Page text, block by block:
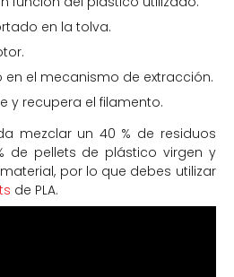
en la tolva.
en el mecanismo de extracción.
y recupera el filamento.
mezclar un 40 % de residuos
de pellets de plástico virgen y
por lo que debes utilizar
de PLA.